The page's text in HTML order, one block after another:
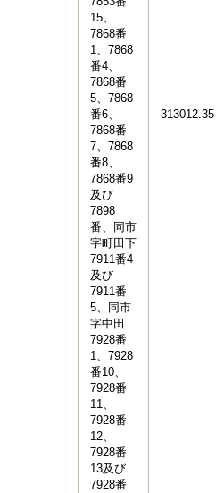
15、
7868番
1、7868
番4、
7868番
5、7868
番6、
7868番
7、7868
番8、
7868番9
及び
7898
番、同市
字町田下
7911番4
及び
7911番
5、同市
字中田
7928番
1、7928
番10、
7928番
11、
7928番
12、
7928番
13及び
7928番
313012.35